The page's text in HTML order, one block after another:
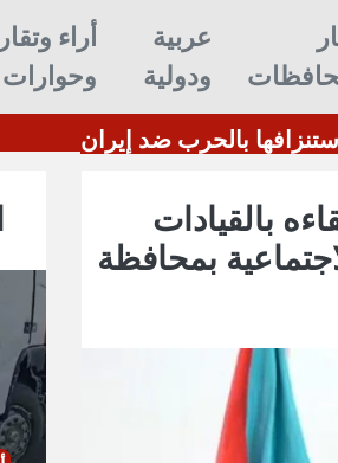
عربية
ودولية
أراء
وحوارات
ترامب: أمريكا تحتاج
بالقيادات
بمحافظة